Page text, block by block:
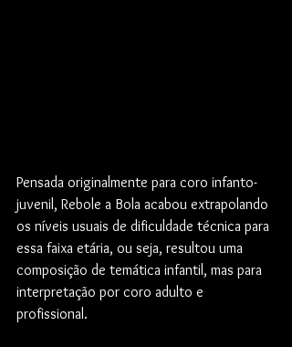
Pensada originalmente para coro infanto-
juvenil, Rebole a Bola acabou extrapolando
os níveis usuais de dificuldade técnica para
essa faixa etária, ou seja, resultou uma
composição de temática infantil, mas para
interpretação por coro adulto e
profissional.